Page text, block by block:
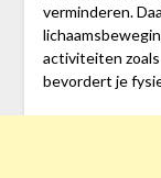
verminderen.
activiteiten
bevordert je